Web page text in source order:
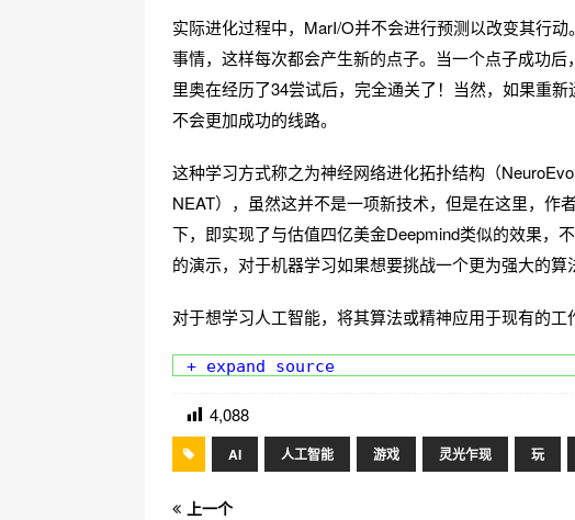
实际进化过程中，MarI/O并不会进行预测以改变其行
事情，这样每次都会产生新的点子。当一个点子成功
里奥在经历了34尝试后，完全通关了！当然，如果重
不会更加成功的线路。
这种学习方式称之为神经网络进化拓扑结构（
NEAT），虽然这并不是一项新技术，但是在这里，作
下，即实现了与估值四亿美金Deepmind类似的效果，
的演示，对于机器学习如果想要挑战一个更为强大的算
对于想学习人工智能，将其算法或精神应用于现有的工
+ expand source
4,088
AI 人工智能 游戏 灵光乍现 玩
上一个